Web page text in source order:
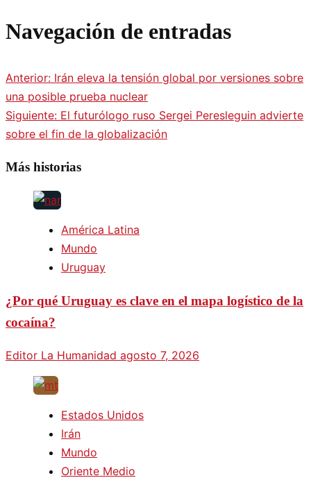
Navegación de entradas
Anterior: Irán eleva la tensión global por versiones sobre
una posible prueba nuclear
Siguiente: El futurólogo ruso Sergei Peresleguin advierte
sobre el fin de la globalización
Más historias
América Latina
Mundo
Uruguay
¿Por qué Uruguay es clave en el mapa logístico de la
cocaína?
Editor La Humanidad agosto 7, 2026
Estados Unidos
Irán
Mundo
Oriente Medio